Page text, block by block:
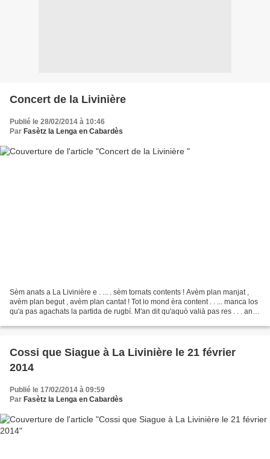
Concert de la Livinière
Publié le 28/02/2014 à 10:46
Par Fasètz la Lenga en Cabardès
Sèm anats a La Livinière e . ... . sèm tornats contents ! Avèm plan manjat ,
avèm plan begut , avèm plan cantat ! Tot lo mond èra content . . ... manca los
qu'a pas agachats la partida de rugbí. M'an dit qu'aquò valià pas res . . . an
Cossi que Siague à La Livinière le 21 février
2014
Publié le 17/02/2014 à 09:59
Par Fasètz la Lenga en Cabardès